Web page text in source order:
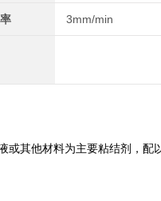
3mm/min
其他材料为主要粘结剂，配